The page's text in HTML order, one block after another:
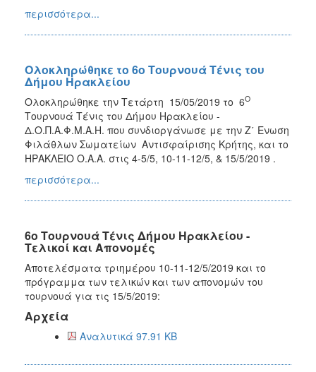
περισσότερα...
Ολοκληρώθηκε το 6ο Τουρνουά Τένις του
Δήμου Ηρακλείου
Ολοκληρώθηκε την Τετάρτη 15/05/2019 το 6Ο
Τουρνουά Τένις του Δήμου Ηρακλείου -
Δ.Ο.Π.Α.Φ.Μ.Α.Η. που συνδιοργάνωσε με την Ζ΄ Ενωση
Φιλάθλων Σωματείων Αντισφαίρισης Κρήτης, και το
ΗΡΑΚΛΕΙΟ Ο.Α.Α. στις 4-5/5, 10-11-12/5, & 15/5/2019 .
περισσότερα...
6ο Τουρνουά Τένις Δήμου Ηρακλείου -
Τελικοί και Απονομές
Αποτελέσματα τριημέρου 10-11-12/5/2019 και το
πρόγραμμα των τελικών και των απονομών του
τουρνουά για τις 15/5/2019:
Αρχεία
Αναλυτικά 97.91 KB